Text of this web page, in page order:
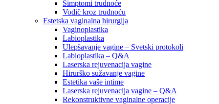
Simptomi trudnoće
Vodič kroz trudnoću
Estetska vaginalna hirurgija
Vaginoplastika
Labioplastika
Ulepšavanje vagine – Svetski protokoli
Labioplastika – Q&A
Laserska rejuvenacija vagine
Hirurško sužavanje vagine
Estetika vaše intime
Laserska rejuvenacija vagine – Q&A
Rekonstruktivne vaginalne operacije